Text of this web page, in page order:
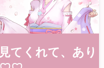
てくれて、あり